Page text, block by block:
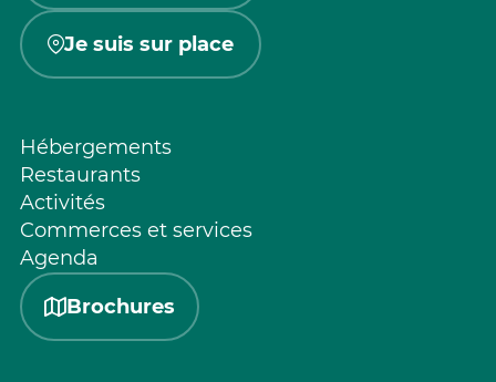
Je suis sur place
Hébergements
Restaurants
Activités
Commerces et services
Agenda
Brochures